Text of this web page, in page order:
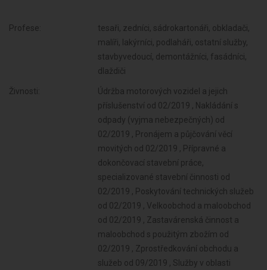
Profese:
tesaři, zedníci, sádrokartonáři, obkladači,
malíři, lakýrníci, podlaháři, ostatní služby,
stavbyvedoucí, demontážníci, fasádníci,
dlaždiči
Živnosti:
Údržba motorových vozidel a jejich
příslušenství od 02/2019 , Nakládání s
odpady (vyjma nebezpečných) od
02/2019 , Pronájem a půjčování věcí
movitých od 02/2019 , Přípravné a
dokončovací stavební práce,
specializované stavební činnosti od
02/2019 , Poskytování technických služeb
od 02/2019 , Velkoobchod a maloobchod
od 02/2019 , Zastavárenská činnost a
maloobchod s použitým zbožím od
02/2019 , Zprostředkování obchodu a
služeb od 09/2019 , Služby v oblasti